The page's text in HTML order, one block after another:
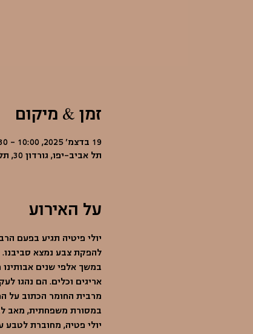
זמן & מיקום
19 בדצמ׳ 2025, 10:00 – 12:30
תל אביב-יפו, גורדון 30, תל אביב-יפו, ישראל
על האירוע
יולי פיטיה תגיע בפעם
להפקת צבע נמצא סביבנו.
במשך אלפי שנים
אריגים וכלים. הם נהגו
מרבית החומר הכתוב על
במסורת משפחתית, מאב
יולי פטיה, מחוברת